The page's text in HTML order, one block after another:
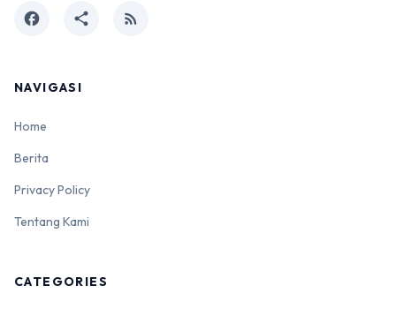
facebook share rss_feed
NAVIGASI
Home
Berita
Privacy Policy
Tentang Kami
CATEGORIES